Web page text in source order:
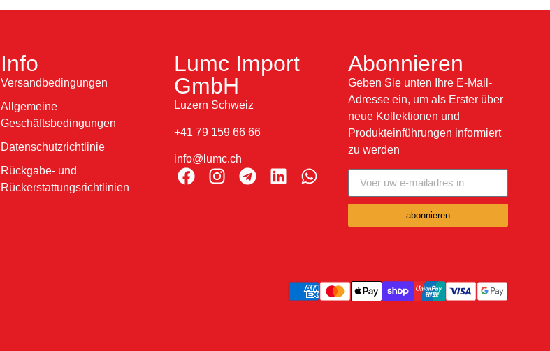
Info
Versandbedingungen
Allgemeine
Geschäftsbedingungen
Datenschutzrichtlinie
Rückgabe- und
Rückerstattungsrichtlinien
Lumc Import
GmbH
Luzern Schweiz
+41 79 159 66 66
info@lumc.ch
Abonnieren
Geben Sie unten Ihre E-Mail-
Adresse ein, um als Erster über
neue Kollektionen und
Produkteinführungen informiert
zu werden
abonnieren